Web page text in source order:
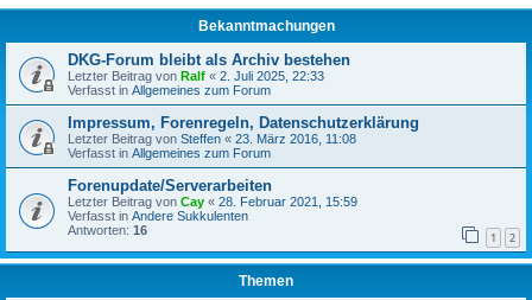
Bekanntmachungen
DKG-Forum bleibt als Archiv bestehen
Letzter Beitrag von Ralf « 2. Juli 2025, 22:33
Verfasst in Allgemeines zum Forum
Impressum, Forenregeln, Datenschutzerklärung
Letzter Beitrag von Steffen « 23. März 2016, 11:08
Verfasst in Allgemeines zum Forum
Forenupdate/Serverarbeiten
Letzter Beitrag von Cay « 28. Februar 2021, 15:59
Verfasst in Andere Sukkulenten
Antworten: 16 1 2
Themen